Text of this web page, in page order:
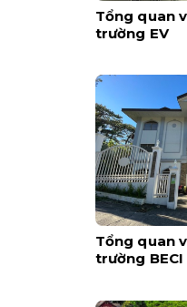
Tổng quan
trường EV
Tổng quan
trường